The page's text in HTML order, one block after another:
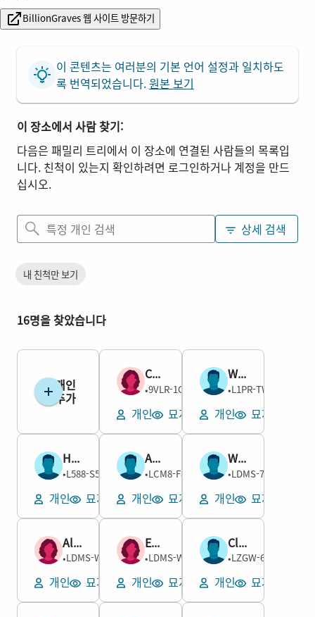
BillionGraves 웹 사이트 방문하기
이 콘텐츠는 여러분의 기본 언어 설정과 일치하도
록 번역되었습니다.원본 보기
이 장소에서 사람 찾기:
다음은 패밀리 트리에서 이 장소에 연결된 사람들의 목록입
니다. 친척이 있는지 확인하려면 로그인하거나 계정을 만드
십시오.
상세 검색
내 친척만 보기
16명을 찾았습니다
개인
추가
Chloe Erma Compton
여성
1911–1994
•9VLR-1GH
개인 묘지 보기
William Floyd Compton
남성
1904–1985
•L1PR-TWM
개인 묘지 보기
Henry Swanson Compton
남성
1907–1988
•L588-S55
개인 묘지 보기
Aaron Hendricks Compton
남성
1853–1929
•LCM8-F8Y
개인 묘지 보기
William Hendricks Compton
남성
1886–1974
•LDMS-7HS
개인 묘지 보기
Ali Vesta Compton
여성
1908–1989
•LDMS-WHZ
개인 묘지 보기
Eva Braxie Compton
여성
1910–1981
•LDMS-WP9
개인 묘지 보기
Clarence Burton Compton
남성
1909–1978
•LZGW-69Q
개인 묘지 보기